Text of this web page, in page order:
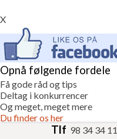
X
Opnå følgende fordele
Få gode råd og tips
Deltag i konkurrencer
Og meget, meget mere
Du finder os her
Tlf 98 34 34 11